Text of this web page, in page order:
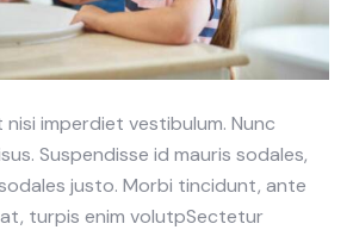
nisi imperdiet vestibulum. Nunc
Suspendisse id mauris sodales,
justo. Morbi tincidunt, ante
turpis enim volutpSectetur